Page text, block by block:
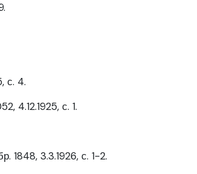
с. 4.
4.12.1925, с. 1.
1848, 3.3.1926, с. 1-2.